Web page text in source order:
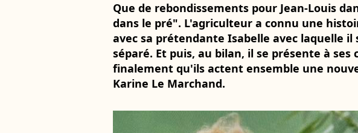
Que de rebondissements pour Jean-Louis
dans le pré". L'agriculteur a connu une
avec sa prétendante Isabelle avec laquelle
séparé. Et puis, au bilan, il se présente à ses
finalement qu'ils actent ensemble une
Karine Le Marchand.